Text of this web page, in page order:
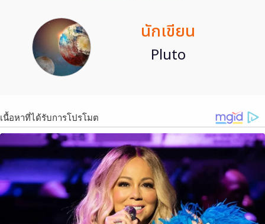
นักเขียน
Pluto
เนื้อหาที่ได้รับการโปรโมต